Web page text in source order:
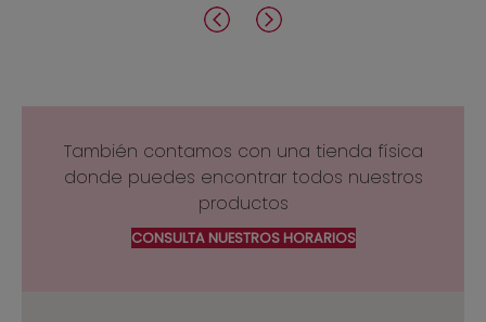
También contamos con una tienda física
donde puedes encontrar todos nuestros
productos
CONSULTA NUESTROS HORARIOS